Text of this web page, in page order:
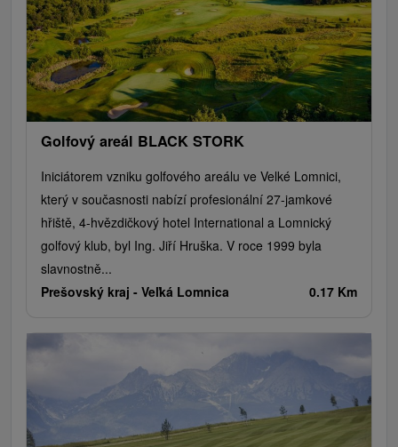
Túry a turistické chodníky
Kaštiele Horské chaty
Divadlá
Sakrálne miesta
Plte, rafting, splavy
Architektonické stavby
Lyžiarske strediská
Golfové ihriská
Motokárové dráhy
Amfiteátre a kiná v prírode
Vínne cesty Cyklotrasy
Golfový areál BLACK STORK
Iniciátorem vzniku golfového areálu ve Velké Lomnici,
který v současnosti nabízí profesionální 27-jamkové
hřiště, 4-hvězdičkový hotel International a Lomnický
golfový klub, byl Ing. Jiří Hruška. V roce 1999 byla
slavnostně...
Prešovský kraj - Veľká Lomnica 0.17 Km